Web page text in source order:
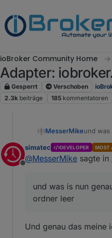
ioBroker Community Home
Adapter:
Gesperrt Verschoben
2.3k beiträge 185 kommentatoren
MesserMikeund
so und
frust pur
Offline
simatec DEVELOPER MOST
@MesserMike sagte in
und was is nun
ordner leer
Und genau das meine